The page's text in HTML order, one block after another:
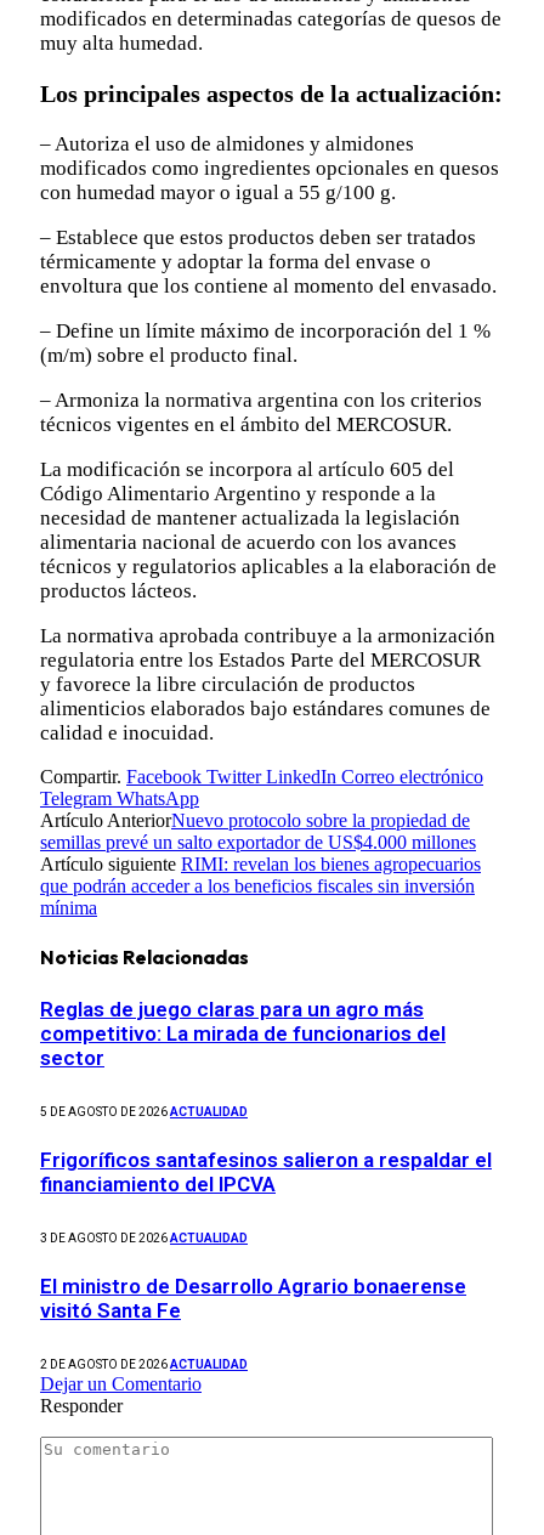
modificados en determinadas categorías de quesos de
muy alta humedad.
Los principales aspectos de la actualización:
– Autoriza el uso de almidones y almidones
modificados como ingredientes opcionales en quesos
con humedad mayor o igual a 55 g/100 g.
– Establece que estos productos deben ser tratados
térmicamente y adoptar la forma del envase o
envoltura que los contiene al momento del envasado.
– Define un límite máximo de incorporación del 1 %
(m/m) sobre el producto final.
– Armoniza la normativa argentina con los criterios
técnicos vigentes en el ámbito del MERCOSUR.
La modificación se incorpora al artículo 605 del
Código Alimentario Argentino y responde a la
necesidad de mantener actualizada la legislación
alimentaria nacional de acuerdo con los avances
técnicos y regulatorios aplicables a la elaboración de
productos lácteos.
La normativa aprobada contribuye a la armonización
regulatoria entre los Estados Parte del MERCOSUR
y favorece la libre circulación de productos
alimenticios elaborados bajo estándares comunes de
calidad e inocuidad.
Compartir. Facebook Twitter LinkedIn Correo electrónico
Telegram WhatsApp
Artículo AnteriorNuevo protocolo sobre la propiedad de
semillas prevé un salto exportador de US$4.000 millones
Artículo siguiente RIMI: revelan los bienes agropecuarios
que podrán acceder a los beneficios fiscales sin inversión
mínima
Noticias Relacionadas
Reglas de juego claras para un agro más
competitivo: La mirada de funcionarios del
sector
5 DE AGOSTO DE 2026ACTUALIDAD
Frigoríficos santafesinos salieron a respaldar el
financiamiento del IPCVA
3 DE AGOSTO DE 2026ACTUALIDAD
El ministro de Desarrollo Agrario bonaerense
visitó Santa Fe
2 DE AGOSTO DE 2026ACTUALIDAD
Dejar un Comentario
Responder